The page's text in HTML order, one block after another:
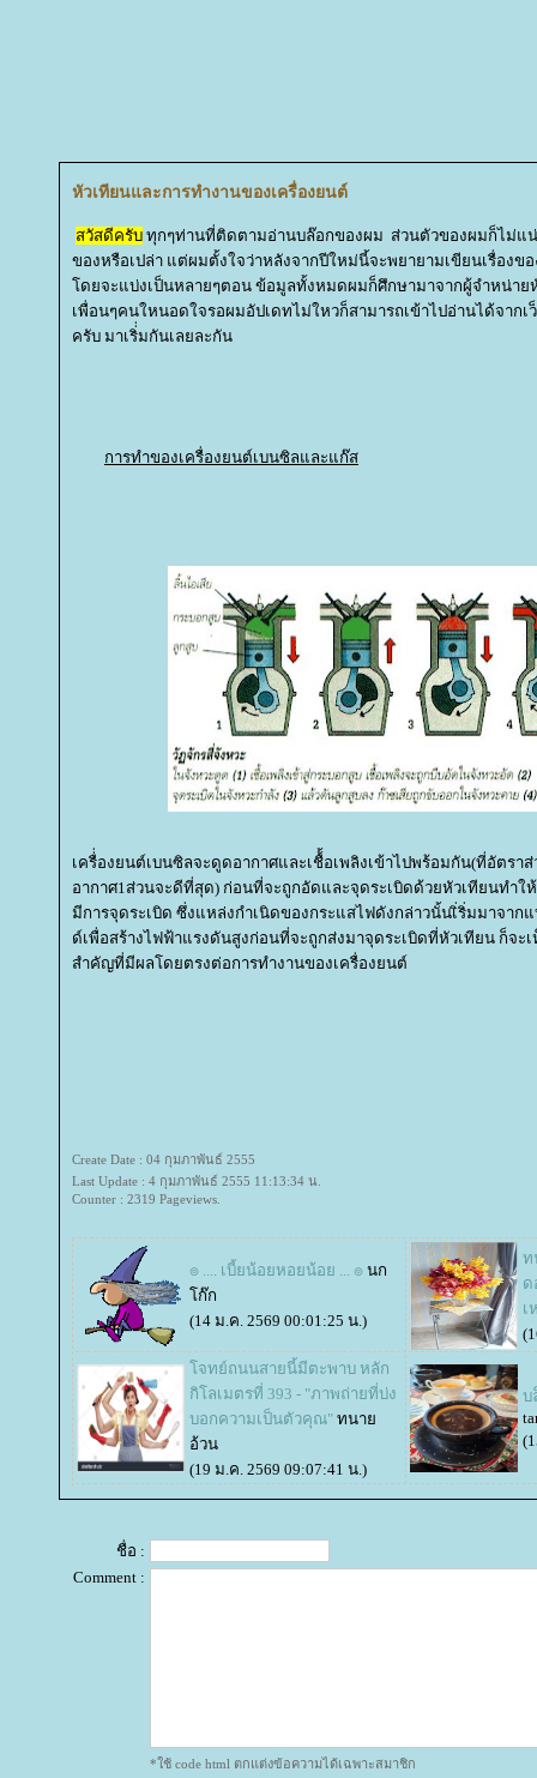
หัวเทียนและการทำงานของเครื่องยนต์
สวัสดีครับ ทุกๆท่านที่ติดตามอ่านบล๊อกของผม ส่วนตัวของผมก็ไม่แ
ของหรือเปล่า แต่ผมตั้งใจว่าหลังจากปีใหม่นี้จะพยายามเขียนเรื่องข
ดยจะแบ่งเป็นหลายๆตอน ข้อมูลทั้งหมดผมก็ศึกษามาจากผู้จำหน่ายหั
เพื่อนๆคนใหนอดใจรอผมอัปเดทไม่ใหวก็สามารถเข้าไปอ่านได้จาก
ครับ มาเริ่่มกันเลยละกัน
การทำของเครื่องยนต์เบนซิลและแก๊ส
เครื่่องยนต์เบนซิลจะดูดอากาศและเชื้้อเพลิงเข้าไปพร้อมกัน(ที่อัตรา
อากาศ1ส่วนจะดีที่สุด) ก่อนที่จะถูกอัดและจุดระเบิดด้วยหัวเทียนทำใ
มีการจุดระเบิด ซึ่งแหล่งกำเนิดของกระแสไฟดังกล่าวนั้นเิ่ริ่มมาจา
ด์เพื่อสร้างไฟฟ้าแรงดันสูงก่อนที่จะถูกส่งมาจุดระเบิดที่หัวเทียน ก็จะ
สำคัญที่มีผลโดยตรงต่อการทำงานของเครื่องยนต์
Create Date : 04 กุมภาพันธ์ 2555
Last Update : 4 กุมภาพันธ์ 2555 11:13:34 น.
Counter : 2319 Pageviews.
๏ .... เบี้ยน้อยหอยน้อย ... ๏ นก
ก๊ก
(14 ม.ค. 2569 00:01:25 น.)
ท
ด
เ
จทย์ถนนสายนี้มีตะพาบ หลัก
กิโลเมตรที่ 393 - "ภาพถ่ายที่บ่ง
บอกความเป็นตัวคุณ" ทนา
อ้วน
(19 ม.ค. 2569 09:07:41 น.)
บ
ชื่อ :
Comment :
*ใช้ code html ตกแต่งข้อความได้เฉพาะสมาชิก